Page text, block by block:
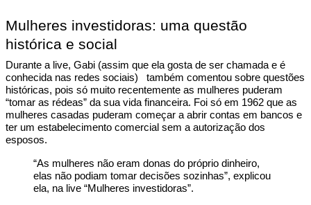
Mulheres investidoras: uma questão
histórica e social
Durante a live, Gabi (assim que ela gosta de ser chamada e é
conhecida nas redes sociais) também comentou sobre questões
históricas, pois só muito recentemente as mulheres puderam
“tomar as rédeas” da sua vida financeira. Foi só em 1962 que as
mulheres casadas puderam começar a abrir contas em bancos e
ter um estabelecimento comercial sem a autorização dos
esposos.
“As mulheres não eram donas do próprio dinheiro,
elas não podiam tomar decisões sozinhas”, explicou
ela, na live “Mulheres investidoras”.